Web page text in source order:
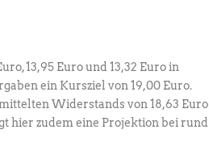
13,95 Euro und 13,32 Euro in
ein Kursziel von 19,00 Euro.
Widerstands von 18,63 Euro
hier zudem eine Projektion bei rund